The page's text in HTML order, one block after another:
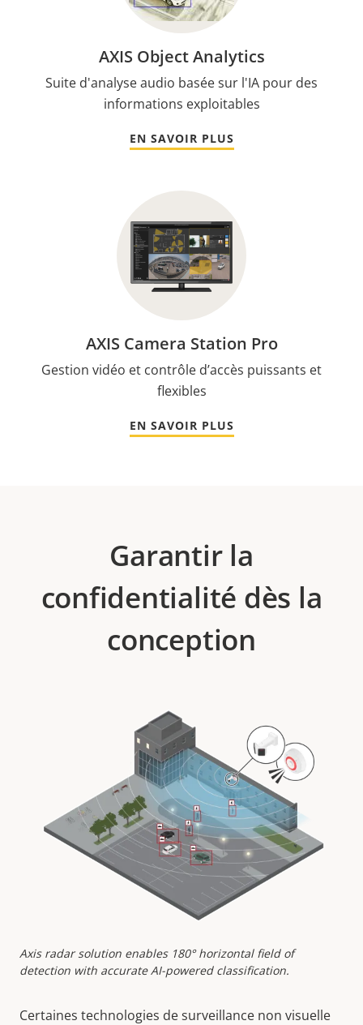
AXIS Object Analytics
Suite d'analyse audio basée sur l'IA pour des
informations exploitables
EN SAVOIR PLUS
AXIS Camera Station Pro
Gestion vidéo et contrôle d’accès puissants et
flexibles
EN SAVOIR PLUS
Garantir la
confidentialité dès la
conception
Axis radar solution enables 180° horizontal field of
detection with accurate AI-powered classification.
Certaines technologies de surveillance non visuelle